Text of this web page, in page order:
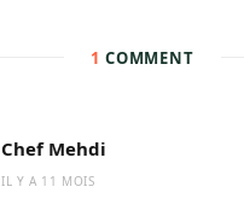
1 COMMENT
Chef Mehdi
IL Y A 11 MOIS